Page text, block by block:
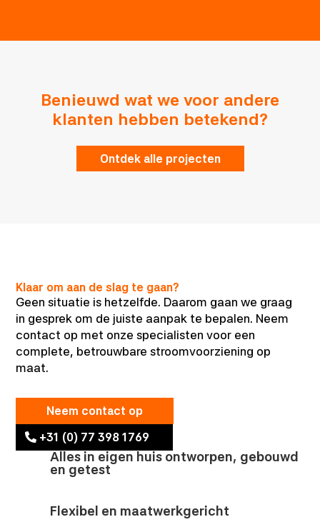
Benieuwd wat we voor andere
klanten hebben betekend?
Ontdek alle projecten
Klaar om aan de slag te gaan?
Geen situatie is hetzelfde. Daarom gaan we graag
in gesprek om de juiste aanpak te bepalen. Neem
contact op met onze specialisten voor een
complete, betrouwbare stroomvoorziening op
maat.
Neem contact op
+31 (0) 77 398 1769
Alles in eigen huis ontworpen, gebouwd
en getest
Flexibel en maatwerkgericht